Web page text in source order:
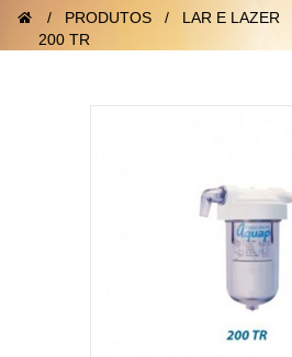
/ PRODUTOS / LAR E LAZER
200 TR